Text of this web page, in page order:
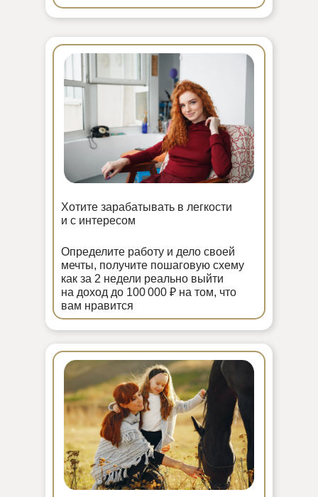
Хотите зарабатывать в легкости
и с интересом
Определите работу и дело своей
мечты, получите пошаговую схему
как за 2 недели реально выйти
на доход до 100 000 ₽ на том, что
вам нравится